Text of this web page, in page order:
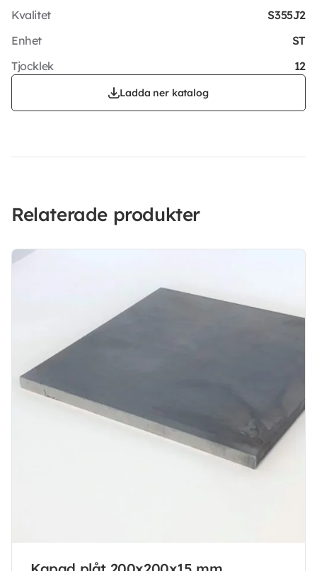
Kvalitet
S355J2
Enhet
ST
Tjocklek
12
Ladda ner katalog
Relaterade produkter